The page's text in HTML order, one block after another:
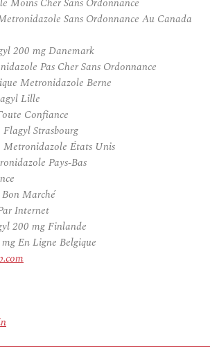
Sans Ordonnance Au Canada
200 mg Danemark
Pas Cher Sans Ordonnance
Metronidazole Berne
Lille
Confiance
Strasbourg
Metronidazole États Unis
Pays-Bas
Marché
Internet
200 mg Finlande
En Ligne Belgique